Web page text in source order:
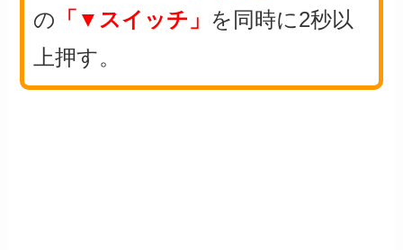
の 「▼スイッチ」 を同時に2秒以
上押す。